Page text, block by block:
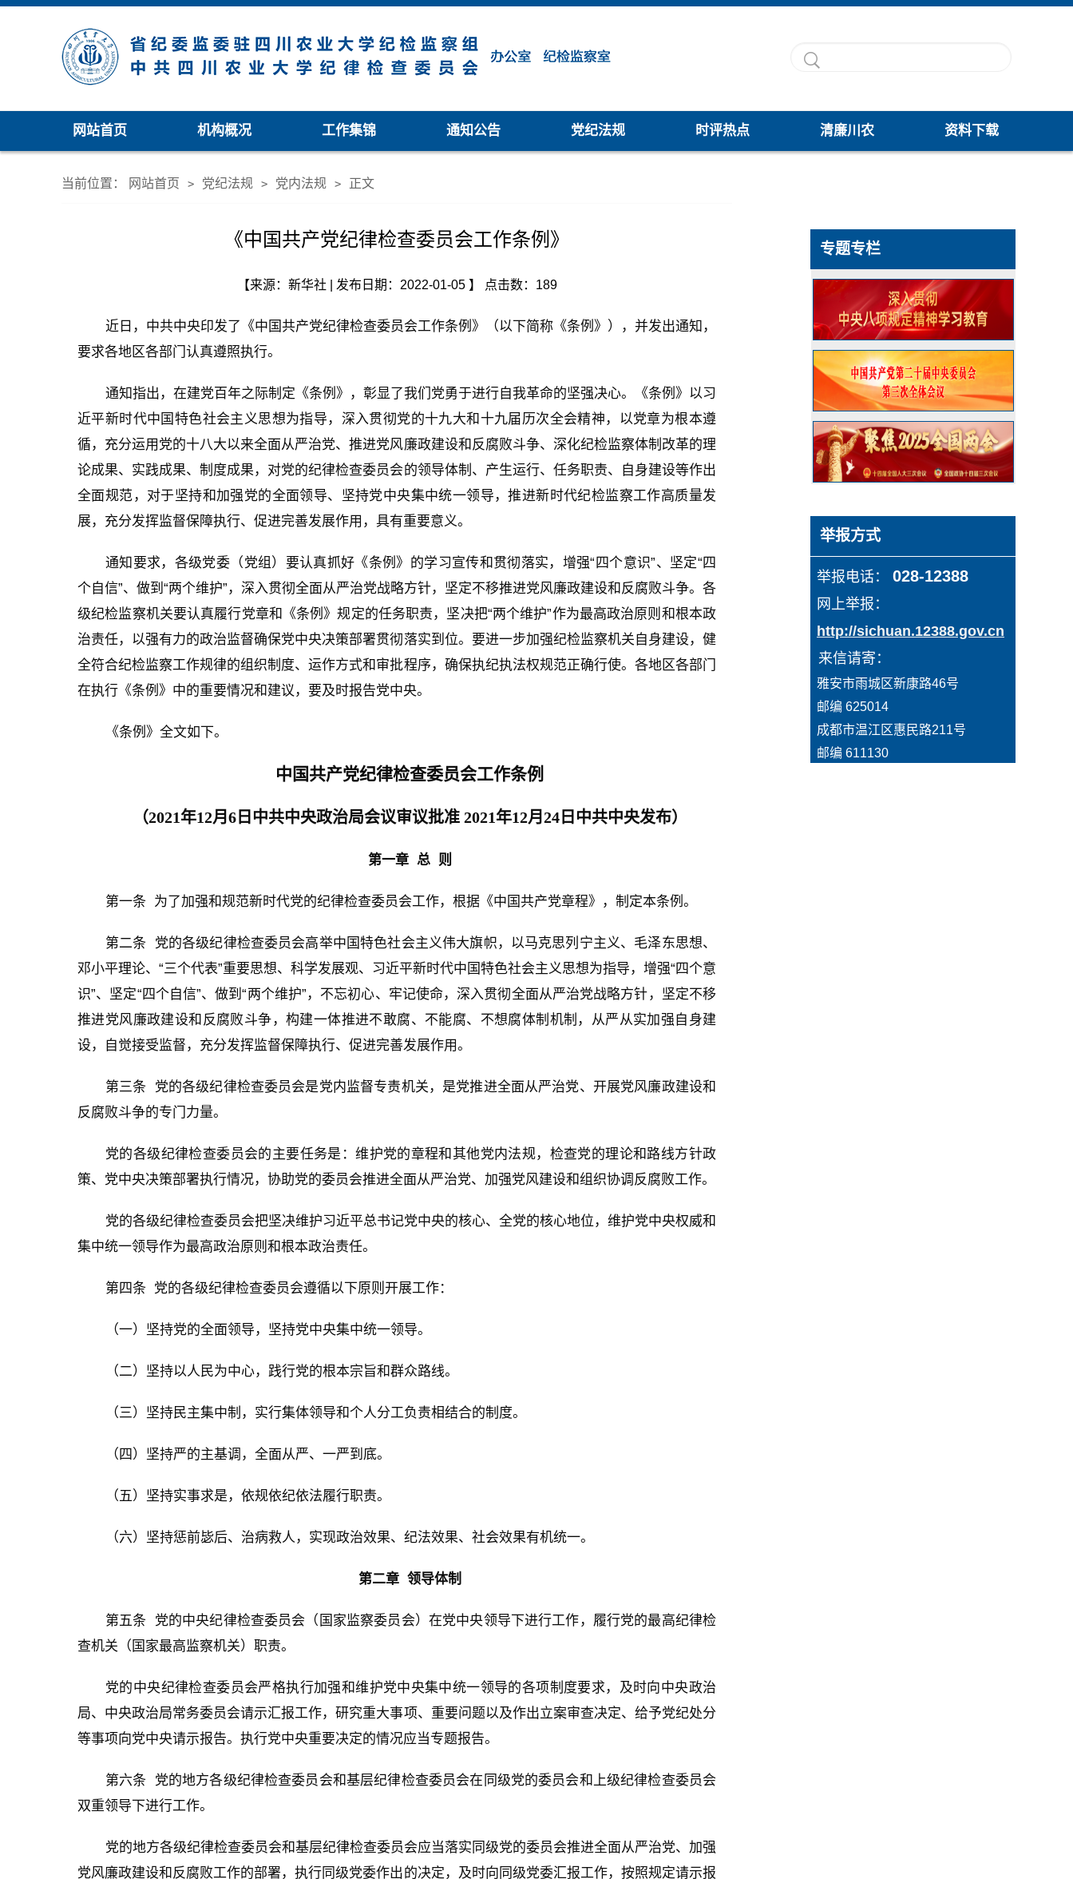
网站首页 机构概况 工作集锦 通知公告 党纪法规 时评热点 清廉川农 资料下载
专题专栏
举报方式
举报电话： 028-12388
网上举报：
http://sichuan.12388.gov.cn
来信请寄：
雅安市雨城区新康路46号
邮编 625014
成都市温江区惠民路211号
邮编 611130
当前位置： 网站首页 > 党纪法规 > 党内法规 > 正文
《中国共产党纪律检查委员会工作条例》
【来源：新华社 | 发布日期：2022-01-05 】 点击数： 189
近日，中共中央印发了《中国共产党纪律检查委员会工作条例》（以下简称《条例》），并发出通知，
要求各地区各部门认真遵照执行。
通知指出，在建党百年之际制定《条例》，彰显了我们党勇于进行自我革命的坚强决心。《条例》以习
近平新时代中国特色社会主义思想为指导，深入贯彻党的十九大和十九届历次全会精神，以党章为根本遵
循，充分运用党的十八大以来全面从严治党、推进党风廉政建设和反腐败斗争、深化纪检监察体制改革的理
论成果、实践成果、制度成果，对党的纪律检查委员会的领导体制、产生运行、任务职责、自身建设等作出
全面规范，对于坚持和加强党的全面领导、坚持党中央集中统一领导，推进新时代纪检监察工作高质量发
展，充分发挥监督保障执行、促进完善发展作用，具有重要意义。
通知要求，各级党委（党组）要认真抓好《条例》的学习宣传和贯彻落实，增强“四个意识”、坚定“四
个自信”、做到“两个维护”，深入贯彻全面从严治党战略方针，坚定不移推进党风廉政建设和反腐败斗争。各
级纪检监察机关要认真履行党章和《条例》规定的任务职责，坚决把“两个维护”作为最高政治原则和根本政
治责任，以强有力的政治监督确保党中央决策部署贯彻落实到位。要进一步加强纪检监察机关自身建设，健
全符合纪检监察工作规律的组织制度、运作方式和审批程序，确保执纪执法权规范正确行使。各地区各部门
在执行《条例》中的重要情况和建议，要及时报告党中央。
《条例》全文如下。
中国共产党纪律检查委员会工作条例
（2021年12月6日中共中央政治局会议审议批准 2021年12月24日中共中央发布）
第一章 总 则
第一条 为了加强和规范新时代党的纪律检查委员会工作，根据《中国共产党章程》，制定本条例。
第二条 党的各级纪律检查委员会高举中国特色社会主义伟大旗帜，以马克思列宁主义、毛泽东思想、
邓小平理论、“三个代表”重要思想、科学发展观、习近平新时代中国特色社会主义思想为指导，增强“四个意
识”、坚定“四个自信”、做到“两个维护”，不忘初心、牢记使命，深入贯彻全面从严治党战略方针，坚定不移
推进党风廉政建设和反腐败斗争，构建一体推进不敢腐、不能腐、不想腐体制机制，从严从实加强自身建
设，自觉接受监督，充分发挥监督保障执行、促进完善发展作用。
第三条 党的各级纪律检查委员会是党内监督专责机关，是党推进全面从严治党、开展党风廉政建设和
反腐败斗争的专门力量。
党的各级纪律检查委员会的主要任务是：维护党的章程和其他党内法规，检查党的理论和路线方针政
策、党中央决策部署执行情况，协助党的委员会推进全面从严治党、加强党风建设和组织协调反腐败工作。
党的各级纪律检查委员会把坚决维护习近平总书记党中央的核心、全党的核心地位，维护党中央权威和
集中统一领导作为最高政治原则和根本政治责任。
第四条 党的各级纪律检查委员会遵循以下原则开展工作：
（一）坚持党的全面领导，坚持党中央集中统一领导。
（二）坚持以人民为中心，践行党的根本宗旨和群众路线。
（三）坚持民主集中制，实行集体领导和个人分工负责相结合的制度。
（四）坚持严的主基调，全面从严、一严到底。
（五）坚持实事求是，依规依纪依法履行职责。
（六）坚持惩前毖后、治病救人，实现政治效果、纪法效果、社会效果有机统一。
第二章 领导体制
第五条 党的中央纪律检查委员会（国家监察委员会）在党中央领导下进行工作，履行党的最高纪律检
查机关（国家最高监察机关）职责。
党的中央纪律检查委员会严格执行加强和维护党中央集中统一领导的各项制度要求，及时向中央政治
局、中央政治局常务委员会请示汇报工作，研究重大事项、重要问题以及作出立案审查决定、给予党纪处分
等事项向党中央请示报告。执行党中央重要决定的情况应当专题报告。
第六条 党的地方各级纪律检查委员会和基层纪律检查委员会在同级党的委员会和上级纪律检查委员会
双重领导下进行工作。
党的地方各级纪律检查委员会和基层纪律检查委员会应当落实同级党的委员会推进全面从严治党、加强
党风廉政建设和反腐败工作的部署，执行同级党委作出的决定，及时向同级党委汇报工作，按照规定请示报